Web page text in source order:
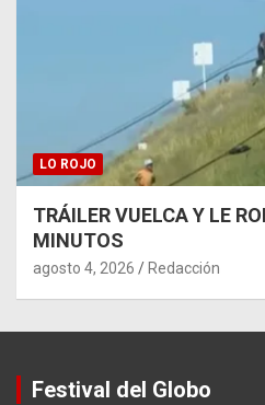
LO ROJO
TRÁILER VUELCA Y LE
MINUTOS
agosto 4, 2026 Redacción
Festival del Globo